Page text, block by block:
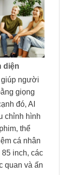
diện
giúp người
giọng
đó, AI
chỉnh hình
thể
cá nhân
inch, các
quan và ấn